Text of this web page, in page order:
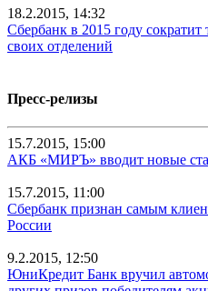
18.2.2015, 14:32
Сбербанк в 2015 году
своих отделений
Пресс-релизы
15.7.2015, 15:00
АКБ «МИРЪ» вводит новые
15.7.2015, 11:00
Сбербанк признан самым
России
9.2.2015, 12:50
ЮниКредит Банк вручил